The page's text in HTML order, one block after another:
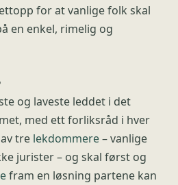
for at vanlige folk skal
en enkel, rimelig og
og laveste leddet i det
med ett forliksråd i hver
tre lekdommere– vanlige
jurister – og skal først og
fram en løsning partene kan